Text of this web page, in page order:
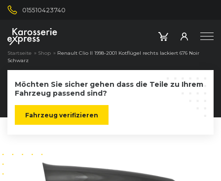
015510423740
Startseite » Shop » Renault Clio II 1998-2001 Kotflügel rechts lackiert 676 Noir
Schwarz
Möchten Sie sicher gehen dass die Teile zu Ihrem
Fahrzeug passend sind?
Fahrzeug verifizieren